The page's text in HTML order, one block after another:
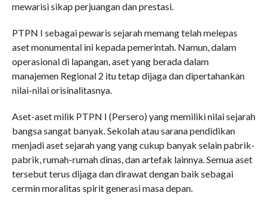
mewarisi sikap perjuangan dan prestasi.
PTPN I sebagai pewaris sejarah memang telah melepas
aset monumental ini kepada pemerintah. Namun, dalam
operasional di lapangan, aset yang berada dalam
manajemen Regional 2 itu tetap dijaga dan dipertahankan
nilai-nilai orisinalitasnya.
Aset-aset milik PTPN I (Persero) yang memiliki nilai sejarah
bangsa sangat banyak. Sekolah atau sarana pendidikan
menjadi aset sejarah yang yang cukup banyak selain pabrik-
pabrik, rumah-rumah dinas, dan artefak lainnya. Semua aset
tersebut terus dijaga dan dirawat dengan baik sebagai
cermin moralitas spirit generasi masa depan.